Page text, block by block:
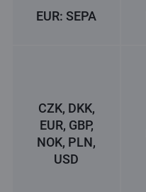
EUR: SEPA
CZK, DKK,
EUR, GBP,
NOK, PLN,
USD